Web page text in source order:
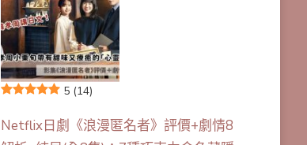
5 (14)
Netflix日劇《浪漫匿名者》評價+劇情8